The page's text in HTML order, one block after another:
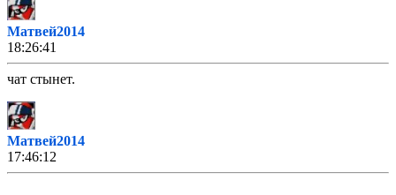
Матвей2014
18:26:41
чат стынет.
Матвей2014
17:46:12